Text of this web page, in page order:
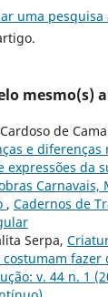
uma pesquisa
mesmo(s)
de
e
expressões da
Carnavais,
, Cadernos de
Serpa,
fazer
v. 44 n. 1